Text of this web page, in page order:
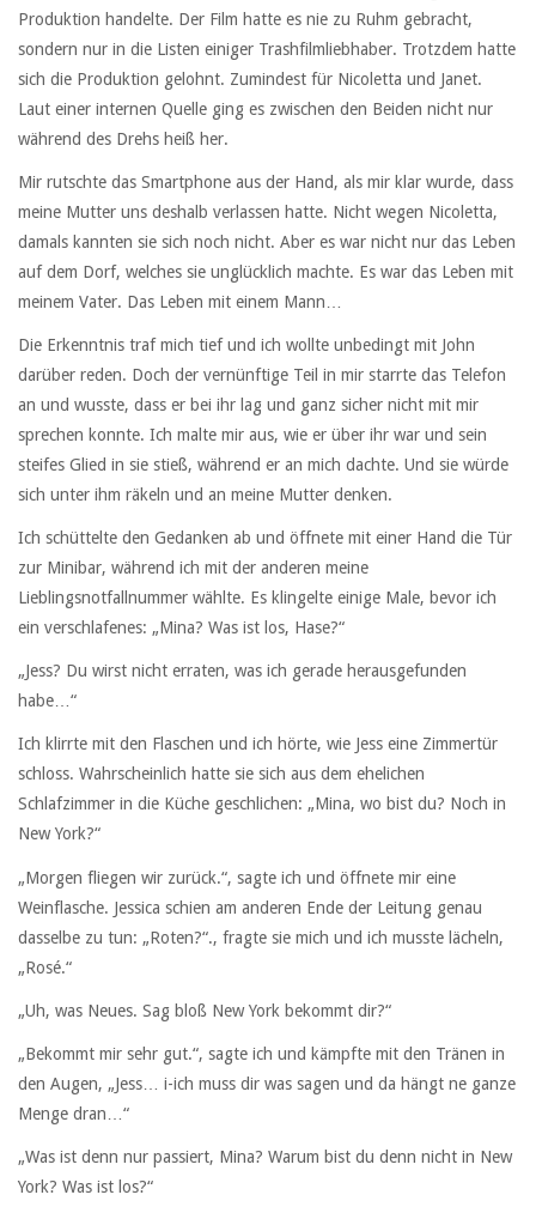
Produktion handelte. Der Film hatte es nie zu Ruhm gebracht,
sondern nur in die Listen einiger Trashfilmliebhaber. Trotzdem hatte
sich die Produktion gelohnt. Zumindest für Nicoletta und Janet.
Laut einer internen Quelle ging es zwischen den Beiden nicht nur
während des Drehs heiß her.
Mir rutschte das Smartphone aus der Hand, als mir klar wurde, dass
meine Mutter uns deshalb verlassen hatte. Nicht wegen Nicoletta,
damals kannten sie sich noch nicht. Aber es war nicht nur das Leben
auf dem Dorf, welches sie unglücklich machte. Es war das Leben mit
meinem Vater. Das Leben mit einem Mann…
Die Erkenntnis traf mich tief und ich wollte unbedingt mit John
darüber reden. Doch der vernünftige Teil in mir starrte das Telefon
an und wusste, dass er bei ihr lag und ganz sicher nicht mit mir
sprechen konnte. Ich malte mir aus, wie er über ihr war und sein
steifes Glied in sie stieß, während er an mich dachte. Und sie würde
sich unter ihm räkeln und an meine Mutter denken.
Ich schüttelte den Gedanken ab und öffnete mit einer Hand die Tür
zur Minibar, während ich mit der anderen meine
Lieblingsnotfallnummer wählte. Es klingelte einige Male, bevor ich
ein verschlafenes: „Mina? Was ist los, Hase?“
„Jess? Du wirst nicht erraten, was ich gerade herausgefunden
habe…“
Ich klirrte mit den Flaschen und ich hörte, wie Jess eine Zimmertür
schloss. Wahrscheinlich hatte sie sich aus dem ehelichen
Schlafzimmer in die Küche geschlichen: „Mina, wo bist du? Noch in
New York?“
„Morgen fliegen wir zurück.“, sagte ich und öffnete mir eine
Weinflasche. Jessica schien am anderen Ende der Leitung genau
dasselbe zu tun: „Roten?“., fragte sie mich und ich musste lächeln,
„Rosé.“
„Uh, was Neues. Sag bloß New York bekommt dir?“
„Bekommt mir sehr gut.“, sagte ich und kämpfte mit den Tränen in
den Augen, „Jess… i-ich muss dir was sagen und da hängt ne ganze
Menge dran…“
„Was ist denn nur passiert, Mina? Warum bist du denn nicht in New
York? Was ist los?“